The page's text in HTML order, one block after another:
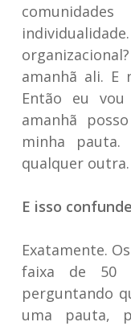
amanhã ali. E
Então eu
amanhã
minha
qualquer outra.
E isso
Exatamente.
faixa de 50
perguntando
uma pauta,